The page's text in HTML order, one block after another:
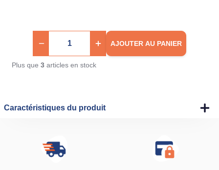
AJOUTER AU PANIER
Plus que 3 articles en stock
Caractéristiques du produit